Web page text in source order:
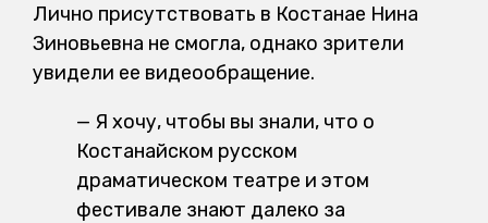
Лично присутствовать в Костанае Нина
Зиновьевна не смогла, однако зрители
увидели ее видеообращение.
— Я хочу, чтобы вы знали, что о
Костанайском русском
драматическом театре и этом
фестивале знают далеко за